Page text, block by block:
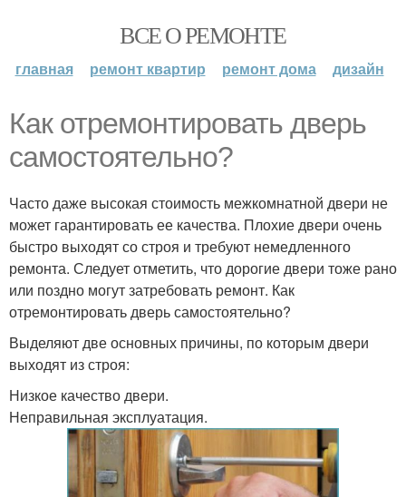
ВСЕ О РЕМОНТЕ
главная ремонт квартир ремонт дома дизайн
Как отремонтировать дверь
самостоятельно?
Часто даже высокая стоимость межкомнатной двери не
может гарантировать ее качества. Плохие двери очень
быстро выходят со строя и требуют немедленного
ремонта. Следует отметить, что дорогие двери тоже рано
или поздно могут затребовать ремонт. Как
отремонтировать дверь самостоятельно?
Выделяют две основных причины, по которым двери
выходят из строя:
Низкое качество двери.
Неправильная эксплуатация.